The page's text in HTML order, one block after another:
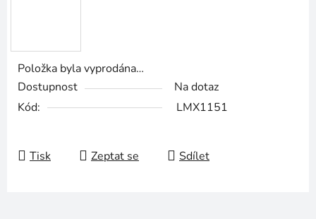
Položka byla vyprodána…
Dostupnost
Na dotaz
Kód:
LMX1151
Tisk Zeptat se Sdílet